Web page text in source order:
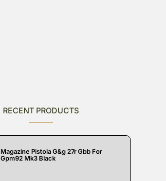
RECENT PRODUCTS
Magazine Pistola G&g 27r Gbb For
Gpm92 Mk3 Black